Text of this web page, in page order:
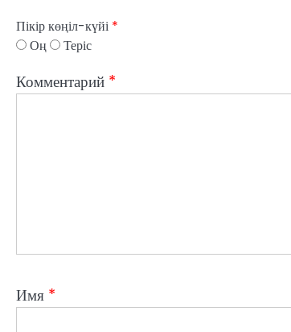
Пікір көңіл-күйі *
Оң
Теріс
Комментарий *
Имя *